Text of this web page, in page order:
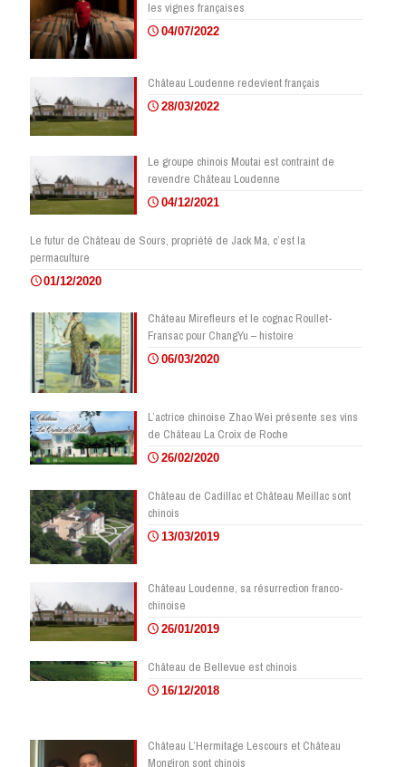
les vignes françaises
04/07/2022
Château Loudenne redevient français
28/03/2022
Le groupe chinois Moutai est contraint de
revendre Château Loudenne
04/12/2021
Le futur de Château de Sours, propriété de Jack Ma, c’est la
permaculture
01/12/2020
Château Mirefleurs et le cognac Roullet-
Fransac pour ChangYu – histoire
06/03/2020
L’actrice chinoise Zhao Wei présente ses vins
de Château La Croix de Roche
26/02/2020
Château de Cadillac et Château Meillac sont
chinois
13/03/2019
Château Loudenne, sa résurrection franco-
chinoise
26/01/2019
Château de Bellevue est chinois
16/12/2018
Château L’Hermitage Lescours et Château
Mongiron sont chinois